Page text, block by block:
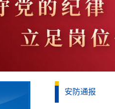
安防通报